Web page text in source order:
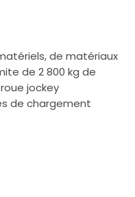
de matériaux
de 2 800 kg de
jockey
de chargement